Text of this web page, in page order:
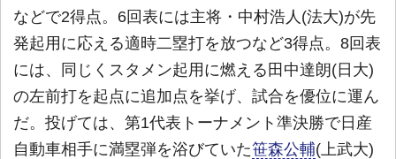
などで2得点。6回表には主将・中村浩人(法大)が先
発起用に応える適時二塁打を放つなど3得点。8回表
には、同じくスタメン起用に燃える田中達朗(日大)
の左前打を起点に追加点を挙げ、試合を優位に運ん
だ。投げては、第1代表トーナメント準決勝で日産
自動車相手に満塁弾を浴びていた笹森公輔(上武大)